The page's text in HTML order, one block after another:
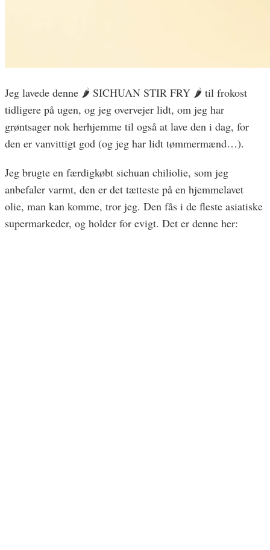
Jeg lavede denne 🌶 SICHUAN STIR FRY 🌶 til frokost
tidligere på ugen, og jeg overvejer lidt, om jeg har
grøntsager nok herhjemme til også at lave den i dag, for
den er vanvittigt god (og jeg har lidt tømmermænd…).
Jeg brugte en færdigkøbt sichuan chiliolie, som jeg
anbefaler varmt, den er det tætteste på en hjemmelavet
olie, man kan komme, tror jeg. Den fås i de fleste asiatiske
supermarkeder, og holder for evigt. Det er denne her: